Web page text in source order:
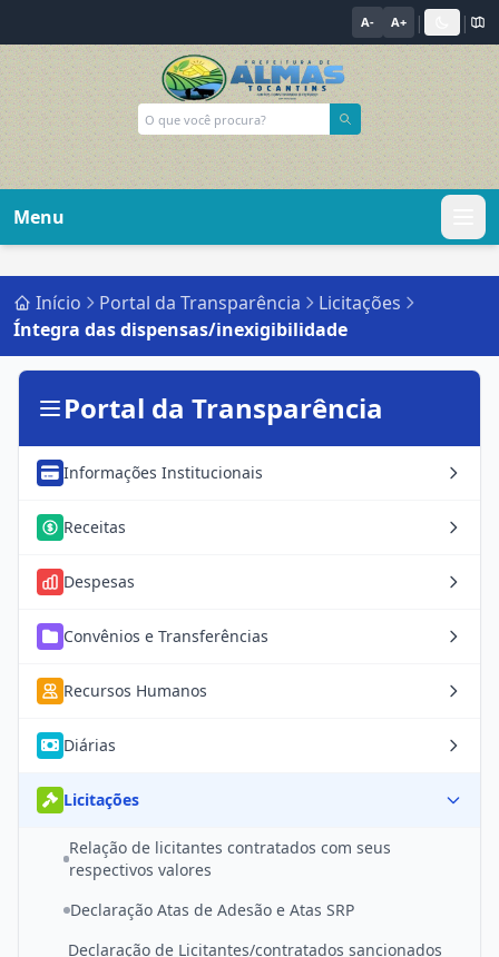
A- A+ | |
Menu
Início Portal da Transparência
Licitações
Íntegra das dispensas/inexigibilidade
Portal da Transparência
Informações Institucionais
Receitas
Despesas
Convênios e Transferências
Recursos Humanos
Diárias
Licitações
Relação de licitantes contratados com seus
respectivos valores
Declaração Atas de Adesão e Atas SRP
Declaração de Licitantes/contratados sancionados